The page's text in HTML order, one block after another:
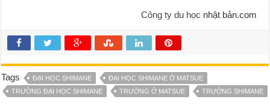
Công ty du học nhật bản.com
Tags ĐẠI HỌC SHIMANE
ĐẠI HỌC SHIMANE Ở MATSUE
TRƯỜNG ĐẠI HỌC SHIMANE
TRƯỜNG Ở MATSUE TRƯỜNG SHIMANE